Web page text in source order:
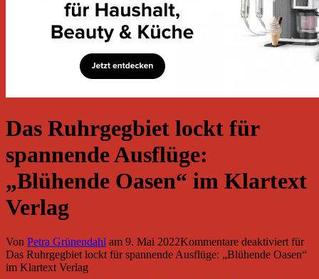
Das Ruhrgegbiet lockt für
spannende Ausflüge:
„Blühende Oasen“ im Klartext
Verlag
Von Petra Grünendahl am 9. Mai 2022Kommentare deaktiviertfür
Das Ruhrgegbiet lockt für spannende Ausflüge: „Blühende Oasen“
im Klartext Verlag